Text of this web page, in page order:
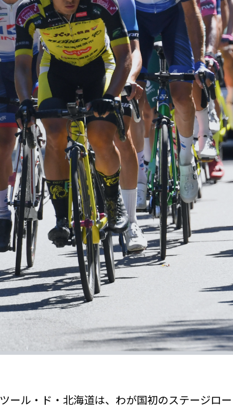
ツール・ド・北海道は、わが国初のステージロ